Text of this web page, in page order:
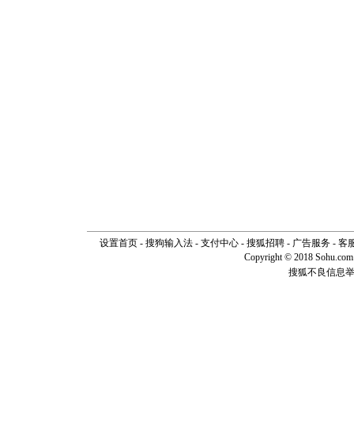
设置首页- 搜狗输入法- 支付中心- 搜狐招聘- 广告服务- 客
Copyright © 2018
搜狐不良信息